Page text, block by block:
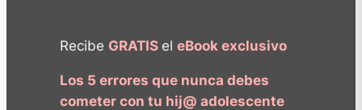
Recibe GRATIS el eBook exclusivo
Los 5 errores que nunca debes
cometer con tu hij@ adolescente